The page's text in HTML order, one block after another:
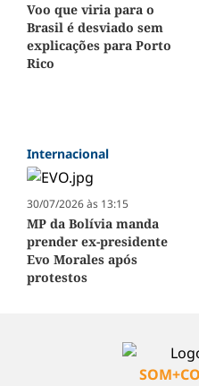
Voo que viria para o
Brasil é desviado sem
explicações para Porto
Rico
Internacional
30/07/2026 às 13:15
MP da Bolívia manda
prender ex-presidente
Evo Morales após
protestos